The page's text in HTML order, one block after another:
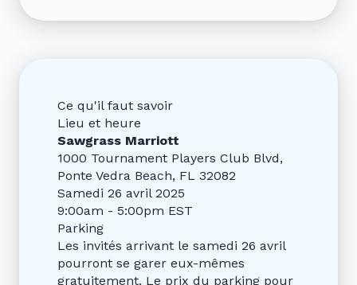
Ce qu'il faut savoir
Lieu et heure
Sawgrass Marriott
1000 Tournament Players Club Blvd,
Ponte Vedra Beach, FL 32082
Samedi 26 avril 2025
9:00am - 5:00pm EST
Parking
Les invités arrivant le samedi 26 avril
pourront se garer eux-mêmes
gratuitement. Le prix du parking pour